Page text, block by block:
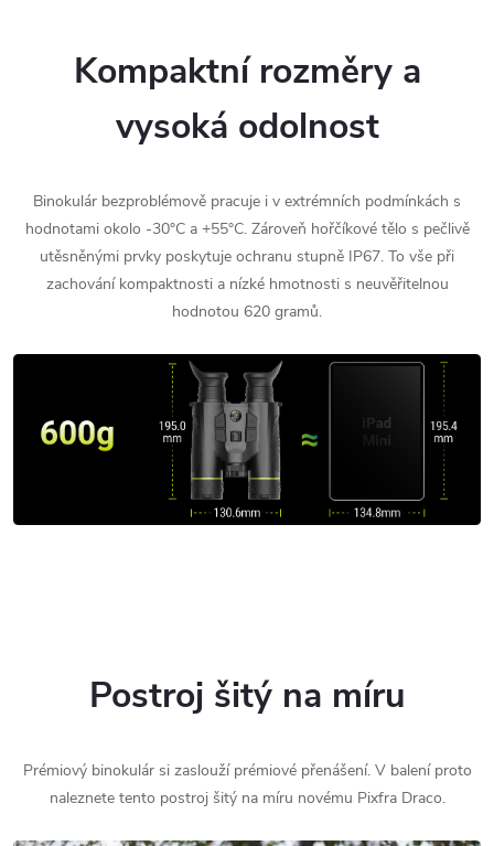
Kompaktní rozměry a
vysoká odolnost
Binokulár bezproblémově pracuje i v extrémních podmínkách s
hodnotami okolo -30°C a +55°C. Zároveň hořčíkové tělo s pečlivě
utěsněnými prvky poskytuje ochranu stupně IP67. To vše při
zachování kompaktnosti a nízké hmotnosti s neuvěřitelnou
hodnotou 620 gramů.
Postroj šitý na míru
Prémiový binokulár si zaslouží prémiové přenášení. V balení proto
naleznete tento postroj šitý na míru novému Pixfra Draco.